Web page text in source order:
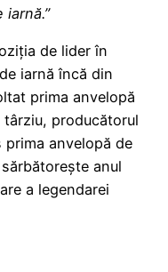
de lider în
iarnă încă din
prima anvelopă
târziu, producătorul
anvelopă de
anul
a legendarei